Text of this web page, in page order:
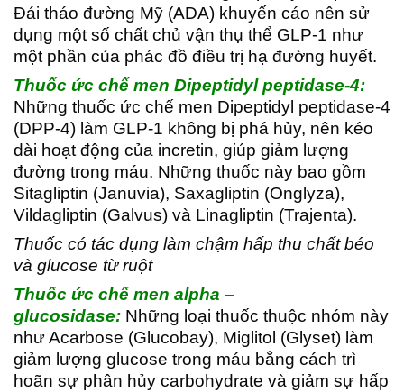
Đái tháo đường Mỹ (ADA) khuyến cáo nên sử
dụng một số chất chủ vận thụ thể GLP-1 như
một phần của phác đồ điều trị hạ đường huyết.
Thuốc ức chế men Dipeptidyl peptidase-4:
Những thuốc ức chế men Dipeptidyl peptidase-4
(DPP-4) làm GLP-1 không bị phá hủy, nên kéo
dài hoạt động của incretin, giúp giảm lượng
đường trong máu. Những thuốc này bao gồm
Sitagliptin (Januvia), Saxagliptin (Onglyza),
Vildagliptin (Galvus) và Linagliptin (Trajenta).
Thuốc có tác dụng làm chậm hấp thu chất béo
và glucose từ ruột
Thuốc ức chế men alpha –
glucosidase: Những loại thuốc thuộc nhóm này
như Acarbose (Glucobay), Miglitol (Glyset) làm
giảm lượng glucose trong máu bằng cách trì
hoãn sự phân hủy carbohydrate và giảm sự hấp